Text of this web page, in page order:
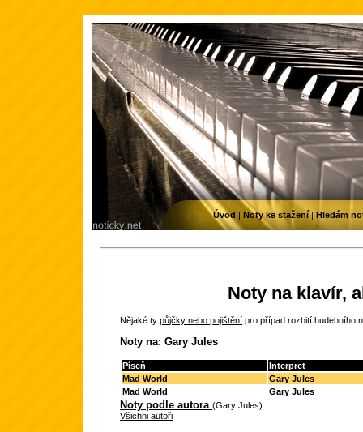
Noty na klavír,
Nějaké ty půjčky nebo pojištění pro případ rozbití hudebního
Noty na: Gary Jules
Píseň
Interpret
Mad World
Gary Jules
Mad World
Gary Jules
Noty podle autora (Gary Jules)
Všichni autoři
Úvod | Noty ke stažení| Hledám